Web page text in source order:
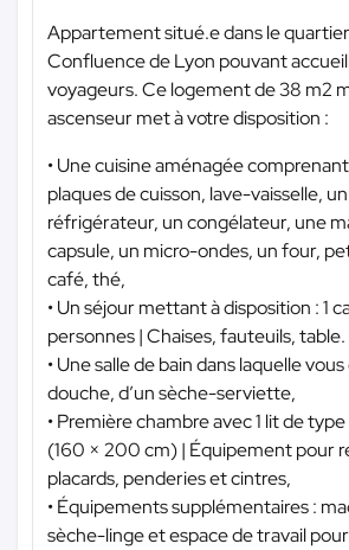
Appartement situé.e dans le
Confluence de Lyon pouvant
voyageurs. Ce logement de 38 m2
ascenseur met à votre disposition :
• Une cuisine aménagée
plaques de cuisson, lave-vaisselle,
réfrigérateur, un congélateur, une
capsule, un micro-ondes, un four,
café, thé,
• Un séjour mettant à disposition : 1
personnes | Chaises, fauteuils, table.
• Une salle de bain dans laquelle
douche, d’un sèche-serviette,
• Première chambre avec 1 lit de
(160 × 200 cm) | Équipement pour
placards, penderies et cintres,
• Équipements supplémentaires :
sèche-linge et espace de travail